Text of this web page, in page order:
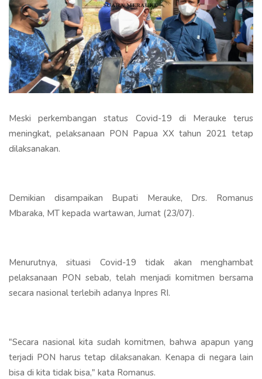
Meski perkembangan status Covid-19 di Merauke terus
meningkat, pelaksanaan PON Papua XX tahun 2021 tetap
dilaksanakan.
Demikian disampaikan Bupati Merauke, Drs. Romanus
Mbaraka, MT kepada wartawan, Jumat (23/07).
Menurutnya, situasi Covid-19 tidak akan menghambat
pelaksanaan PON sebab, telah menjadi komitmen bersama
secara nasional terlebih adanya Inpres RI.
"Secara nasional kita sudah komitmen, bahwa apapun yang
terjadi PON harus tetap dilaksanakan. Kenapa di negara lain
bisa di kita tidak bisa," kata Romanus.